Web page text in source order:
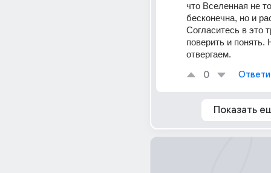
что Вселенная не
бесконечна, но и
Согласитесь в это
поверить и
отвергаем.
0
Показать